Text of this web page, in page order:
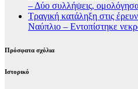
– Δύο συλλήψεις,
Τραγική κατάληξη στις
Ναύπλιο – Εντοπίστηκε
Πρόσφατα σχόλια
Ιστορικό